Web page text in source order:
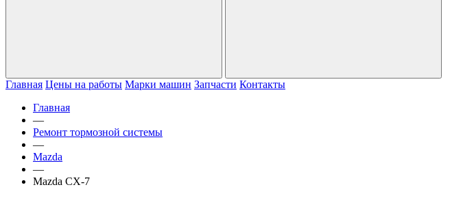
Главная Цены на работы Марки машин Запчасти Контакты
Главная
—
Ремонт тормозной системы
—
Mazda
—
Mazda CX-7